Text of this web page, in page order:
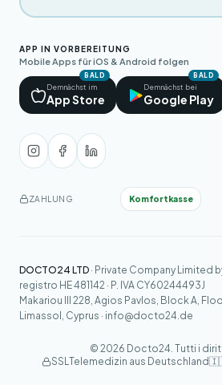
APP IN VORBEREITUNG
Mobile Apps für iOS & Android folgen
BALD
Demnächst im
App Store
BALD
Demnächst bei
Google Play
ZAHLUNG Komfortkasse
DOCTO24 LTD · Private Company Limited
registro HE 481142 · P. IVA CY60244493J
Makariou III 228, Agios Pavlos, Block A,
Limassol, Cyprus · info@docto24.de
© 2026 Docto24. Tutti i
SSLTelemedizin aus Deutschland